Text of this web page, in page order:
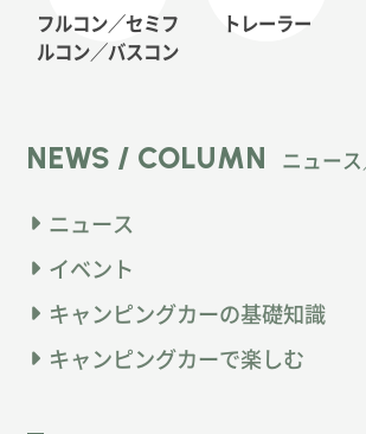
フルコン／セミフ
ルコン／バスコン
トレーラー
NEWS / COLUMN ニュー
ニュース
イベント
キャンピングカーの基礎知識
キャンピングカーで楽しむ